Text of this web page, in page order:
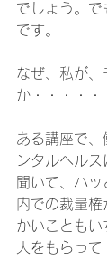
でしょう。で
です。
なぜ、私が、
か・・・・・
ある講座で、
ンタルヘル
聞いて、ハ
内での裁量
かいこともい
人をもらっ